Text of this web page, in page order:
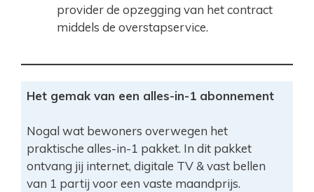
provider de opzegging van het contract
middels de overstapservice.
Het gemak van een alles-in-1 abonnement
Nogal wat bewoners overwegen het
praktische alles-in-1 pakket. In dit pakket
ontvang jij internet, digitale TV & vast bellen
van 1 partij voor een vaste maandprijs.